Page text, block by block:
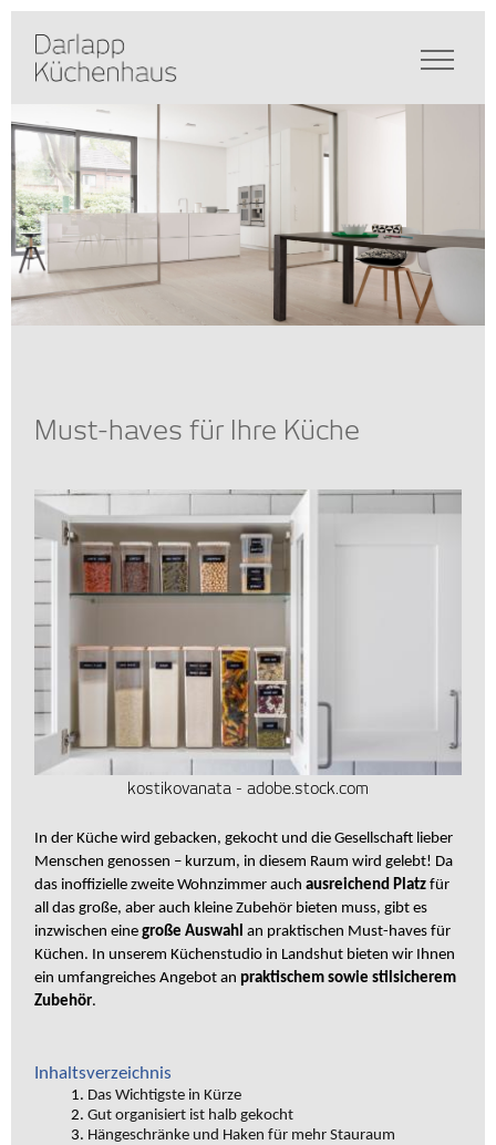
Must-haves für Ihre Küche
kostikovanata - adobe.stock.com
In der Küche wird gebacken, gekocht und die Gesellschaft lieber
Menschen genossen – kurzum, in diesem Raum wird gelebt! Da
das inoffizielle zweite Wohnzimmer auchausreichend Platz für
all das große, aber auch kleine Zubehör bieten muss, gibt es
inzwischen einegroße Auswahl an praktischen Must-haves für
Küchen. In unserem Küchenstudio in Landshut bieten wir Ihnen
ein umfangreiches Angebot an praktischem sowie stilsicherem
Zubehör.
Inhaltsverzeichnis
Das Wichtigste in Kürze
Gut organisiert ist halb gekocht
Hängeschränke und Haken für mehr Stauraum